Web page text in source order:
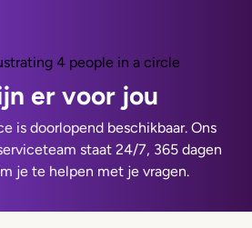
er voor jou
is doorlopend beschikbaar. Ons
staat 24/7, 365 dagen
je te helpen met je vragen.